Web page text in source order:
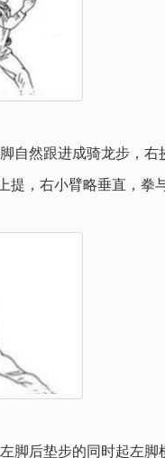
自然跟进成骑龙步，
提，右小臂略垂直，
后垫步的同时起左脚